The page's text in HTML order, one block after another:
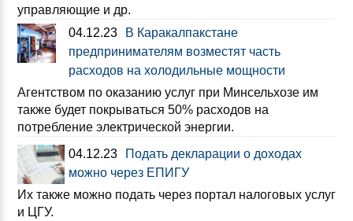
управляющие и др.
04.12.23
В Каракалпакстане
предпринимателям возместят часть
расходов на холодильные мощности
Агентством по оказанию услуг при Минсельхозе им
также будет покрываться 50% расходов на
потребление электрической энергии.
04.12.23
Подать декларации о доходах
можно через ЕПИГУ
Их также можно подать через портал налоговых услуг
и ЦГУ.